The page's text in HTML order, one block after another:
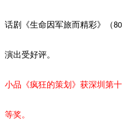
话剧《生命因军旅而精彩》（80
演出受好评。
小品《疯狂的策划》获深圳第
等奖。